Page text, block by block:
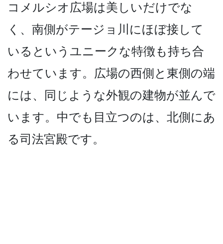
コメルシオ広場は美しいだけ­でな
く、南側がテージョ川にほぼ接して
いるというユ­ニークな特徴も持ち合
わせています。広場の西側と東­側の端
には、同じような外観の建物が並んで
います。­中でも目立つのは、北側にあ
る司法宮殿です。